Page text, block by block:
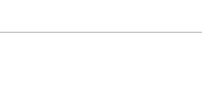
uno de esos